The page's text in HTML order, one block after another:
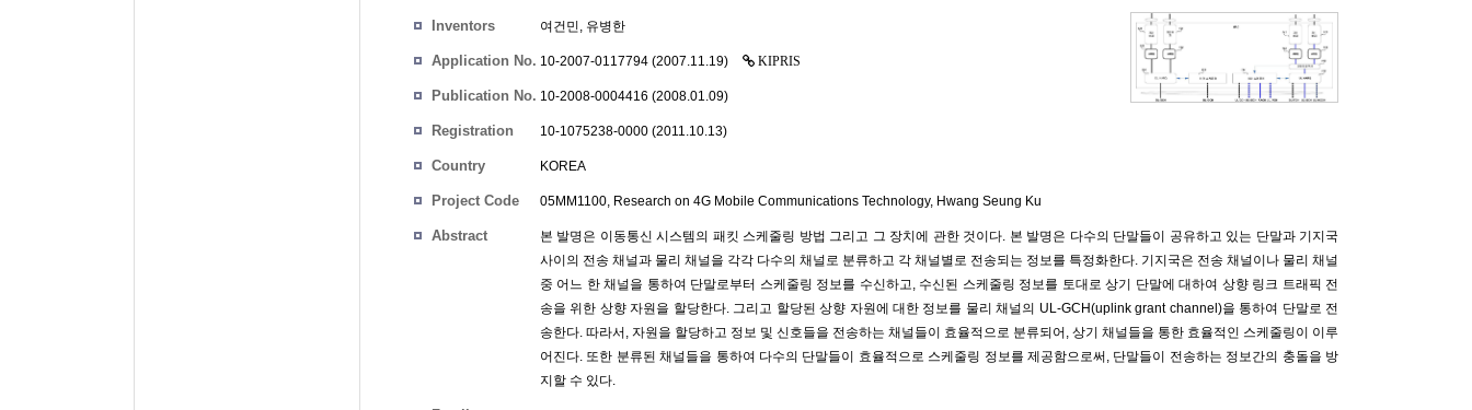
Inventors 여건민, 유병한
Application No. 10-2007-0117794 (2007.11.19) KIPRIS
Publication No. 10-2008-0004416 (2008.01.09)
Registration
10-1075238-0000 (2011.10.13)
Country KOREA
Project Code 05MM1100, Research on 4G Mobile Communications Technology, Hwang Seung Ku
Abstract
본 발명은 이동통신 시스템의 패킷 스케줄링 방법 그리고 그 장치에 관한 것이다. 본 발명은 다수의 단말들이 공유하고 있는 단말과 기지국
사이의 전송 채널과 물리 채널을 각각 다수의 채널로 분류하고 각 채널별로 전송되는 정보를 특정화한다. 기지국은 전송 채널이나 물리 채널
중 어느 한 채널을 통하여 단말로부터 스케줄링 정보를 수신하고, 수신된 스케줄링 정보를 토대로 상기 단말에 대하여 상향 링크 트래픽 전
송을 위한 상향 자원을 할당한다. 그리고 할당된 상향 자원에 대한 정보를 물리 채널의 UL-GCH(uplink grant channel)을 통하여 단말로 전
송한다. 따라서, 자원을 할당하고 정보 및 신호들을 전송하는 채널들이 효율적으로 분류되어, 상기 채널들을 통한 효율적인 스케줄링이 이루
어진다. 또한 분류된 채널들을 통하여 다수의 단말들이 효율적으로 스케줄링 정보를 제공함으로써, 단말들이 전송하는 정보간의 충돌을 방
지할 수 있다.